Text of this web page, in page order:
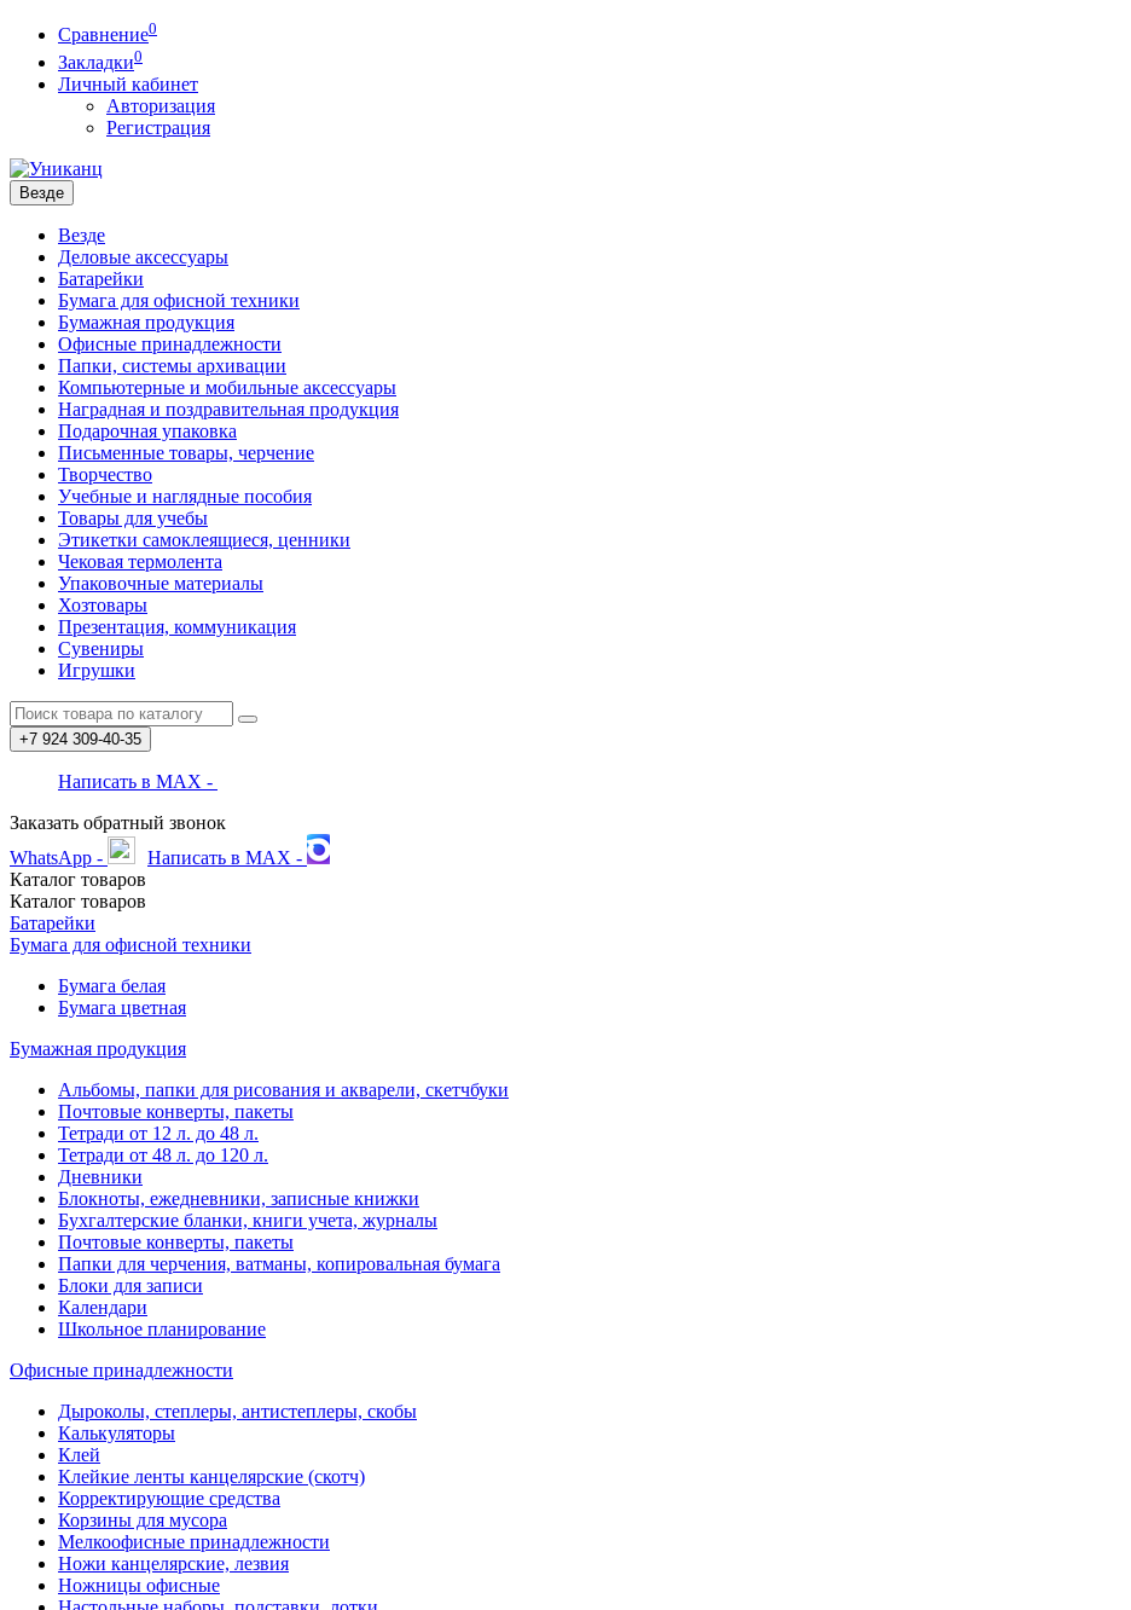
Сравнение0
Закладки0
Личный кабинет
Авторизация
Регистрация
Везде
Везде
Деловые аксессуары
Батарейки
Бумага для офисной техники
Бумажная продукция
Офисные принадлежности
Папки, системы архивации
Компьютерные и мобильные аксессуары
Наградная и поздравительная продукция
Подарочная упаковка
Письменные товары, черчение
Творчество
Учебные и наглядные пособия
Товары для учебы
Этикетки самоклеящиеся, ценники
Чековая термолента
Упаковочные материалы
Хозтовары
Презентация, коммуникация
Сувениры
Игрушки
+7 924 309-40-35
Написать в MAX -
Заказать обратный звонок
WhatsApp -
Написать в MAX -
Каталог товаров
Каталог товаров
Батарейки
Бумага для офисной техники
Бумага белая
Бумага цветная
Бумажная продукция
Альбомы, папки для рисования и акварели, скетчбуки
Почтовые конверты, пакеты
Тетради от 12 л. до 48 л.
Тетради от 48 л. до 120 л.
Дневники
Блокноты, ежедневники, записные книжки
Бухгалтерские бланки, книги учета, журналы
Почтовые конверты, пакеты
Папки для черчения, ватманы, копировальная бумага
Блоки для записи
Календари
Школьное планирование
Офисные принадлежности
Дыроколы, степлеры, антистеплеры, скобы
Калькуляторы
Клей
Клейкие ленты канцелярские (скотч)
Корректирующие средства
Корзины для мусора
Мелкоофисные принадлежности
Ножи канцелярские, лезвия
Ножницы офисные